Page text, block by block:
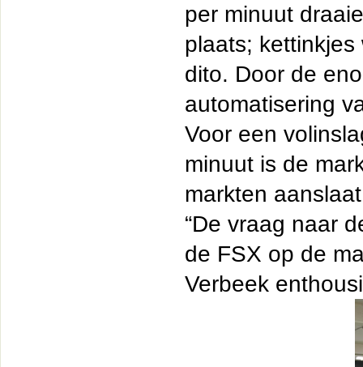
per minuut
plaats;
dito. Door de
automatisering
Voor een
minuut is de
markten
“De vraag naar
de FSX op de
Verbeek